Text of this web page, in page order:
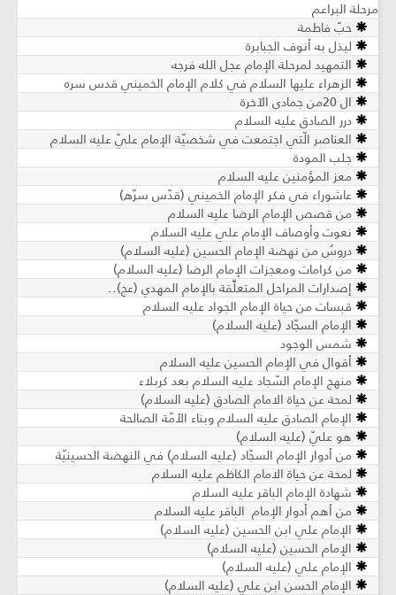
مرحلة البراعم
حبّ فاطمة
ليذل به أنوف الجبابرة
التمهيد لمرحلة الإمام عجل الله فرجه
الزهراء عليها السلام في كلام الإمام الخميني قدس سره
ال 20من جمادى الآخرة
درر الصادق عليه السلام
العناصر الّتي اجتمعت في شخصيّة الإمام عليّ عليه السلام
جلب المودة
معز المؤمنين عليه السلام
عاشوراء في فكر الإمام الخميني (قدّس سرّه)
من قصص الإمام الرضا عليه السلام
نعوت وأوصاف الإمام علي عليه السلام
دروسٌ من نهضة الإمام الحسين (عليه السلام)
من كرامات ومعجزات الإمام الرضا (عليه السلام)
إصدارات المراحل المتعلِّقة بالإمام المهدي (عج)..
قبسات من حياة الإمام الجواد عليه السلام
الإمام السجّاد (عليه السلام)
شمس الوجود
أقوال في الإمام الحسين عليه السلام
منهج الإمام السّجاد عليه السلام بعد كربلاء
لمحة عن حياة الامام الصادق (عليه السلام)
الإمام الصادق عليه السلام وبناء الأمّة الصالحة
هو عليّ (عليه السلام)
من أدوار الإمام السجّاد (عليه السلام) في النهضة الحسينيّة
لمحة عن حياة الامام الكاظم عليه السلام
شهادة الإمام الباقر عليه السلام
من أهم أدوار الإمام الباقر عليه السلام
الإمام علي ابن الحسين (عليه السلام)
الإمام الحسين (عليه السلام)
الإمام علي (عليه السلام)
الإمام الحسن ابن علي (عليه السلام)